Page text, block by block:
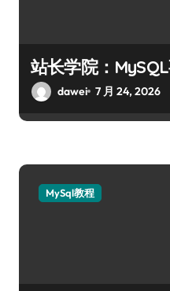
站长学院：
dawei 7 月 24, 2026
MySql教程